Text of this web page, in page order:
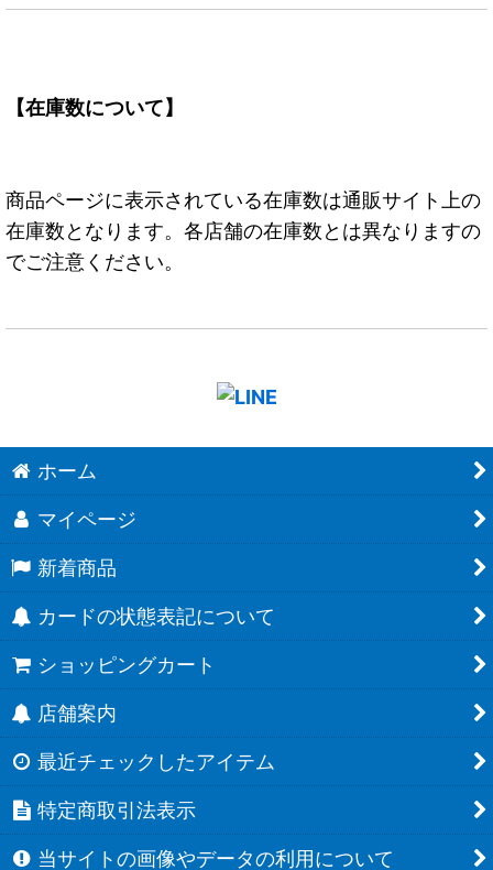
【在庫数について】
商品ページに表示されている在庫数は通販サイト上の
在庫数となります。各店舗の在庫数とは異なりますの
でご注意ください。
ホーム
マイページ
新着商品
カードの状態表記について
ショッピングカート
店舗案内
最近チェックしたアイテム
特定商取引法表示
当サイトの画像やデータの利用について